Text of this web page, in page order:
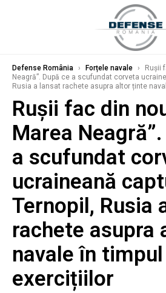
Defense România › Forțele navale ›
Rușii
Neagră”. După ce a scufundat corveta
Rusia a lansat rachete asupra altor ținte
Rușii fac din
Marea
a scufundat
ucraineană
Ternopil, Rusia
rachete asupra
navale în timpul
exercițiilor